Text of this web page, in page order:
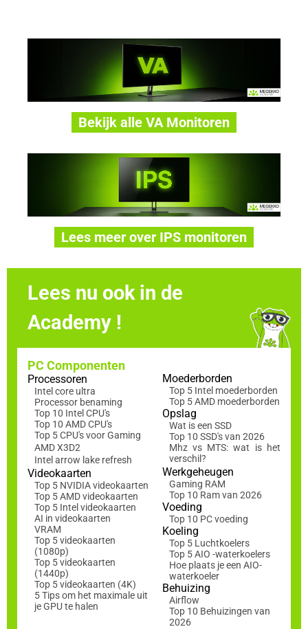
Bekijk alle VA Monitoren
Lees meer over IPS monitoren
Lees nu ook in de
Academy !
PC Componenten
Processoren
Intel core ultra
Processor benaming
Top 10 Intel CPU's
Top 10 AMD CPU's
Top 5 CPU's voor Gaming
AMD X3D2
Intel arrow lake refresh
Videokaarten
Top 5 NVIDIA videokaarten
Top 5 AMD videokaarten
Top 5 Intel videokaarten
AI in videokaarten
VRAM
Top 5 videokaarten
(1080p)
Top 5 videokaarten
(1440p)
Top 5 videokaarten (4K)
5 Tips om het maximale uit
je GPU te halen
Moederborden
Top 5 Intel moederborden
Top 5 AMD moederborden
Opslag
Wat is een SSD
Top 10 SSD's van 2026
Mhz vs MTS: wat is het
verschil?
Werkgeheugen
Gaming RAM
Top 10 Ram van 2026
Voeding
Top 10 PC voeding
Koeling
Top 5 Luchtkoelers
Top 5 AIO -waterkoelers
Hoe plaats je een AIO-
waterkoeler
Behuizing
Airflow
Top 10 Behuizingen van
2026